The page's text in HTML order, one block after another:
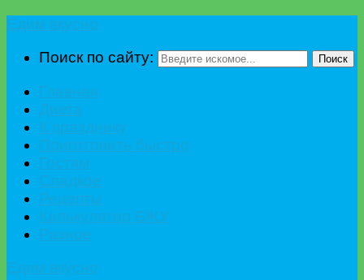
Поиск по сайту:
Поиск